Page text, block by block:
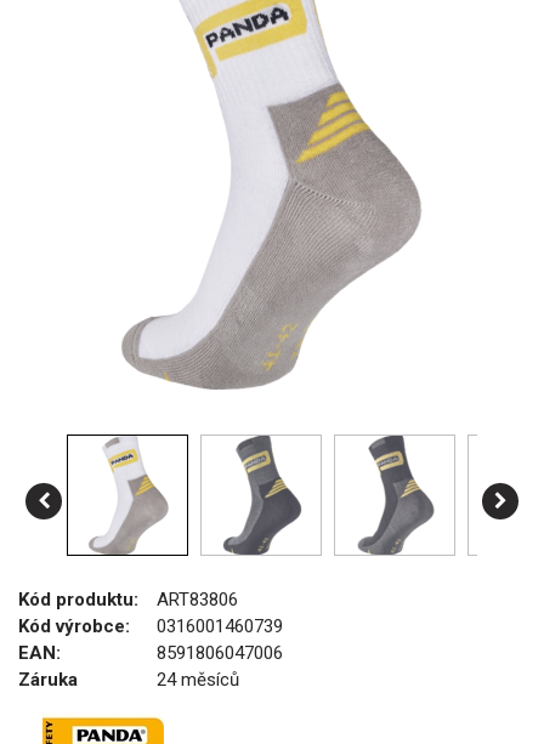
Kód produktu:
ART83806
Kód výrobce:
0316001460739
EAN:
8591806047006
Záruka
24 měsíců